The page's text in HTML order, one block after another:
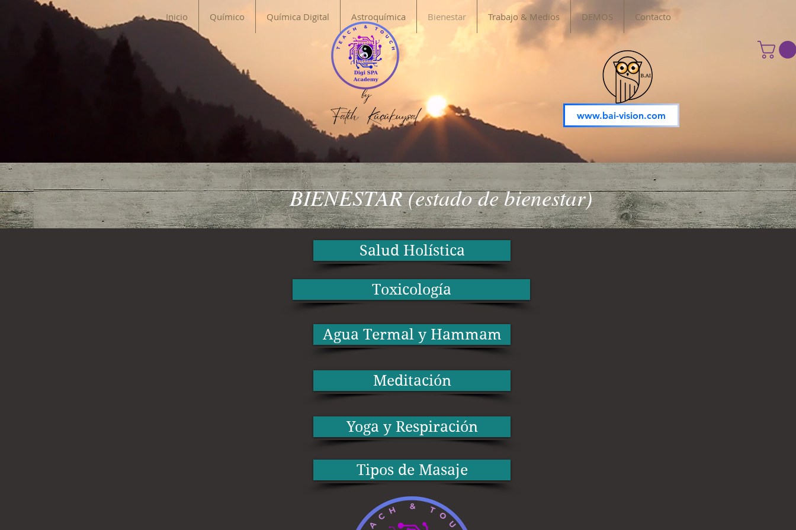
Inicio Químico Química Digital Astroquímica Bienestar Trabajo & Medios DEMOS Contacto
www.bai-vision.com
BIENESTAR (estado de bienestar)
Salud Holística
Toxicología
Agua Termal y Hammam
Meditación
Yoga y Respiración
Tipos de Masaje